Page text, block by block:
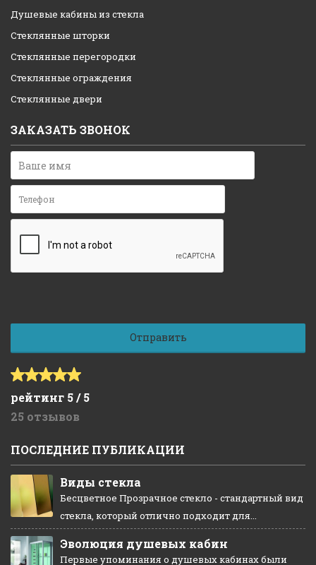
Душевые кабины из стекла
Стеклянные шторки
Стеклянные перегородки
Стеклянные ограждения
Стеклянные двери
ЗАКАЗАТЬ ЗВОНОК
рейтинг 5 / 5
25 отзывов
ПОСЛЕДНИЕ ПУБЛИКАЦИИ
Виды стекла
Бесцветное Прозрачное стекло - стандартный вид
стекла, который отлично подходит для...
Эволюция душевых кабин
Первые упоминания о душевых кабинах были